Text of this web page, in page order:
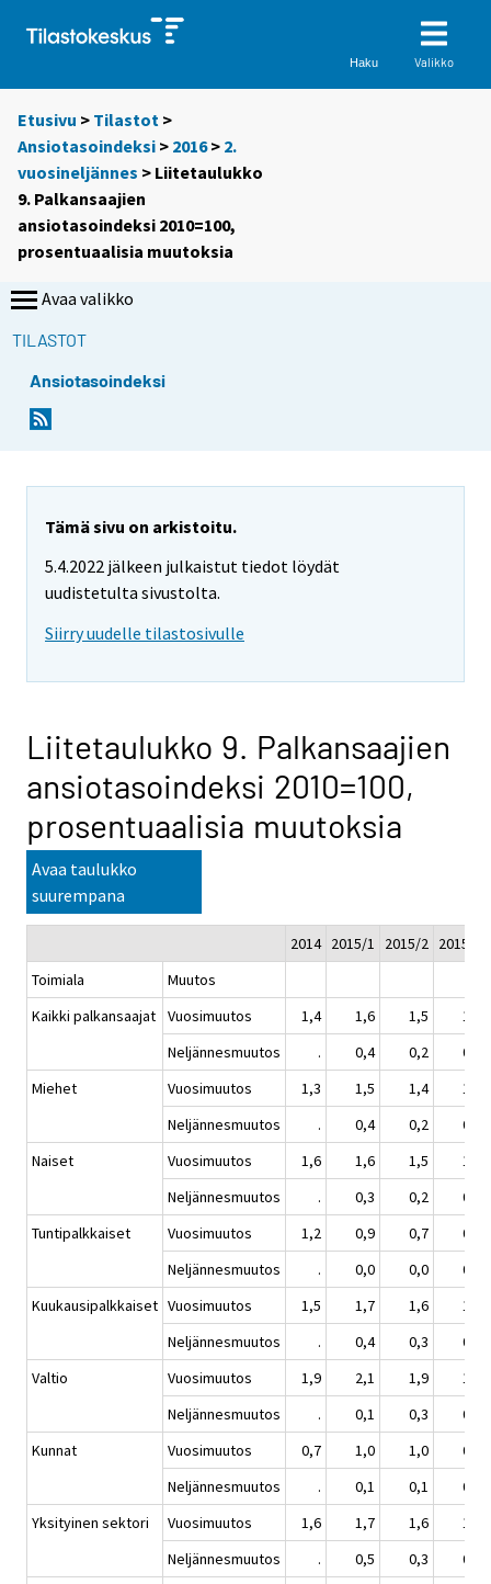
Haku Valikko
Etusivu > Tilastot >
Ansiotasoindeksi > 2016> 2.
vuosineljännes > Liitetaulukko
9. Palkansaajien
ansiotasoindeksi 2010=100,
prosentuaalisia muutoksia
Avaa valikko
TILASTOT
Ansiotasoindeksi
Tämä sivu on arkistoitu.
5.4.2022 jälkeen julkaistut tiedot löydät
uudistetulta sivustolta.
Siirry uudelle tilastosivulle
Liitetaulukko 9. Palkansaajien
ansiotasoindeksi 2010=100,
prosentuaalisia muutoksia
Avaa taulukko
suurempana
2014 2015/1 2015/2 2015/3
Toimiala
Muutos
Kaikki palkansaajat
Vuosimuutos 1,4 1,6 1,5
1,3
Neljännesmuutos
. 0,4 0,2
0,3
Miehet
Vuosimuutos 1,3 1,5 1,4
1,2
Neljännesmuutos
. 0,4 0,2
0,2
Naiset
Vuosimuutos 1,6 1,6 1,5
1,3
Neljännesmuutos
. 0,3 0,2
0,3
Tuntipalkkaiset
Vuosimuutos 1,2 0,9 0,7
0,7
Neljännesmuutos
. 0,0 0,0
0,1
Kuukausipalkkaiset Vuosimuutos 1,5 1,7 1,6
1,4
Neljännesmuutos
. 0,4 0,3
0,3
Valtio
Vuosimuutos 1,9 2,1 1,9
1,6
Neljännesmuutos
. 0,1 0,3
0,5
Kunnat
Vuosimuutos 0,7 1,0 1,0
0,6
Neljännesmuutos
. 0,1 0,1
0,3
Yksityinen sektori
Vuosimuutos 1,6 1,7 1,6
1,4
Neljännesmuutos
. 0,5 0,3
0,2